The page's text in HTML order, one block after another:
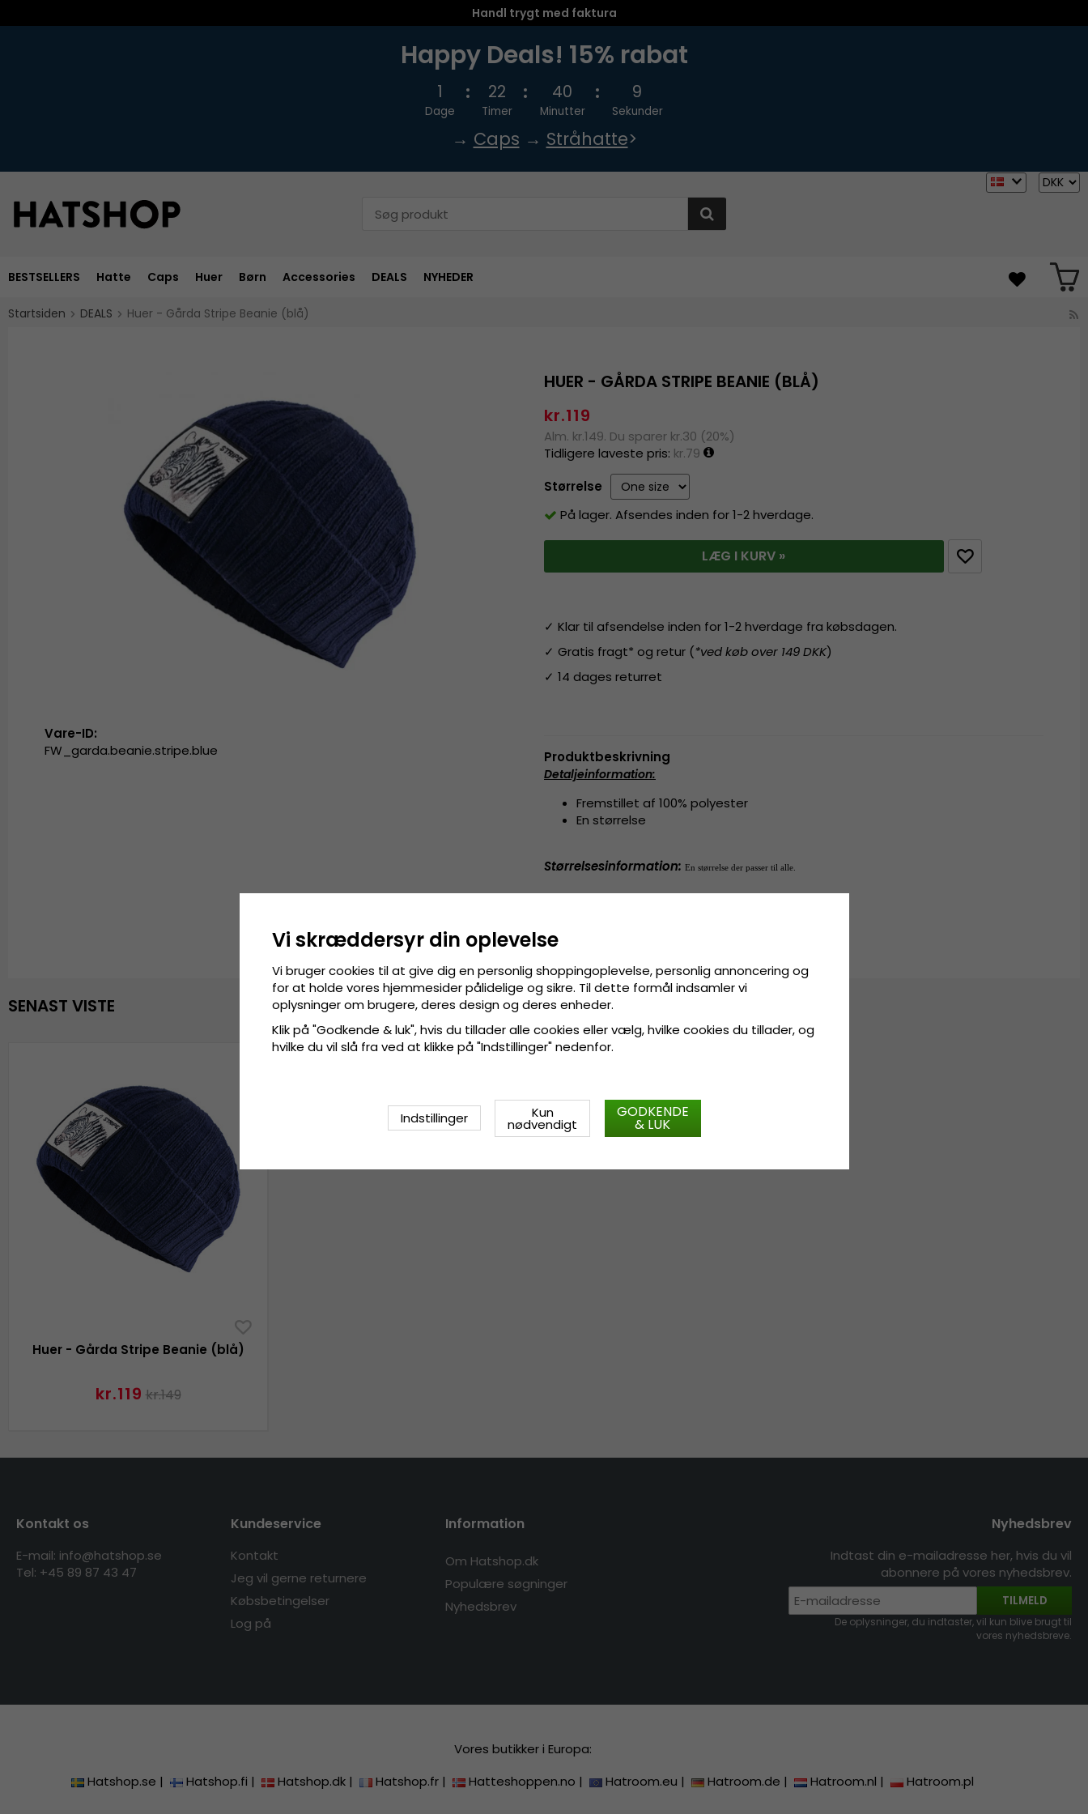
Handl trygt med faktura
Happy Deals! 15% rabat
1
Dage
22
Timer
40
Minutter
8
Sekunder
→ Caps → Stråhatte>
BESTSELLERS Hatte Caps Huer Børn Accessories DEALS NYHEDER
Startsiden DEALS Huer - Gårda Stripe Beanie (blå)
HUER - GÅRDA STRIPE BEANIE (BLÅ)
kr.119
Alm. kr.149. Du sparer kr.30 (20%)
Tidligere laveste pris: kr.79
Størrelse
På lager. Afsendes inden for 1-2 hverdage.
LÆG I KURV »
✓ Klar til afsendelse inden for 1-2 hverdage fra købsdagen.
✓ Gratis fragt* og retur (*ved køb over 149 DKK)
✓ 14 dages returret
Produktbeskrivning
Detaljeinformation:
Fremstillet af 100% polyester
En størrelse
Størrelsesinformation: En størrelse der passer til alle.
Vare-ID:
FW_garda.beanie.stripe.blue
SENAST VISTE
Huer - Gårda Stripe Beanie (blå)
kr.119 kr.149
Kontakt os
E-mail: info@hatshop.se
Tel: +45 89 87 43 47
Kundeservice
Kontakt
Jeg vil gerne returnere
Købsbetingelser
Log på
Information
Om Hatshop.dk
Populære søgninger
Nyhedsbrev
Nyhedsbrev
Indtast din e-mailadresse her, hvis du vil
abonnere på vores nyhedsbrev.
TILMELD
De oplysninger, du indtaster, vil kun blive brugt til
vores nyhedsbreve.
Vores butikker i Europa:
Hatshop.se | Hatshop.fi | Hatshop.dk | Hatshop.fr | Hatteshoppen.no | Hatroom.eu | Hatroom.de | Hatroom.nl | Hatroom.pl
Vi skræddersyr din oplevelse
Vi bruger cookies til at give dig en personlig shoppingoplevelse, personlig annoncering og
for at holde vores hjemmesider pålidelige og sikre. Til dette formål indsamler vi
oplysninger om brugere, deres design og deres enheder.
Klik på "Godkende & luk", hvis du tillader alle cookies eller vælg, hvilke cookies du tillader, og
hvilke du vil slå fra ved at klikke på "Indstillinger" nedenfor.
Indstillinger Kun
nødvendigt
GODKENDE
& LUK